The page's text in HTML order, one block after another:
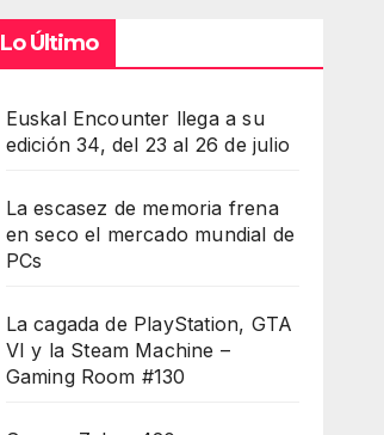
Lo Último
Euskal Encounter llega a su
edición 34, del 23 al 26 de julio
La escasez de memoria frena
en seco el mercado mundial de
PCs
La cagada de PlayStation, GTA
VI y la Steam Machine –
Gaming Room #130